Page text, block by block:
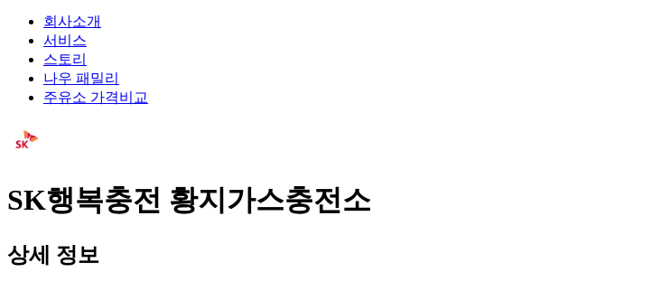
회사소개
서비스
스토리
나우 패밀리
주유소 가격비교
SK행복충전 황지가스충전소
상세 정보